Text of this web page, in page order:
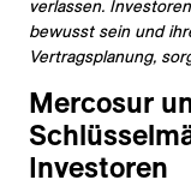
verlassen.
bewusst sein und
Vertragsplanung,
Mercosur
Investoren